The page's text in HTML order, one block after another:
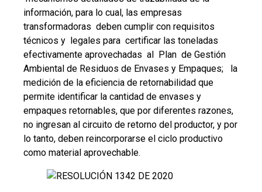
información, para lo cual, las empresas
transformadoras deben cumplir con requisitos
técnicos y legales para certificar las toneladas
efectivamente aprovechadas al Plan de Gestión
Ambiental de Residuos de Envases y Empaques; la
medición de la eficiencia de retornabilidad que
permite identificar la cantidad de envases y
empaques retornables, que por diferentes razones,
no ingresan al circuito de retorno del productor, y por
lo tanto, deben reincorporarse el ciclo productivo
como material aprovechable.